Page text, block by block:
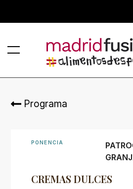
Programa
PONENCIA
CREMAS DULCES